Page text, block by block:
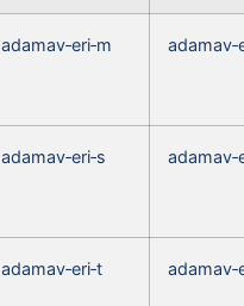
adamav‑eri‑m
adamav‑eri‑s
adamav‑eri‑t